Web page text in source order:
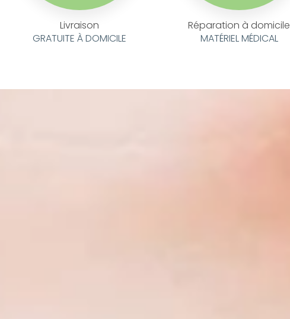
Livraison
GRATUITE À DOMICILE
Réparation à domicile
MATÉRIEL MÉDICAL